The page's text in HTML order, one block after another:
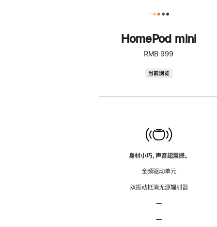
HomePod mini
RMB 999
当前浏览
身材小巧，声音超震撼。
全频驱动单元
双振动抵消无源辐射器
—
—